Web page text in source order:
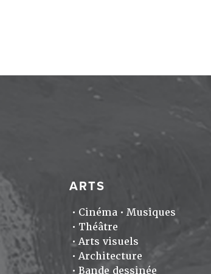
ARTS
Cinéma
Musiques
Théâtre
Arts visuels
Architecture
Bande dessinée